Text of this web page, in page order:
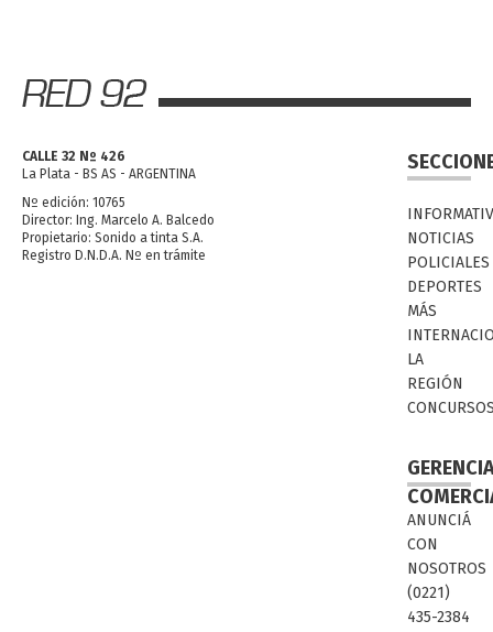
CALLE 32 Nº 426
La Plata - BS AS - ARGENTINA
Nº edición: 10765
Director: Ing. Marcelo A. Balcedo
Propietario: Sonido a tinta S.A.
Registro D.N.D.A. Nº en trámite
NOTICIAS
POLICIALES
DEPORTES
MÁS
LA
REGIÓN
ANUNCIÁ
CON
NOSOTROS
(0221)
435-2384